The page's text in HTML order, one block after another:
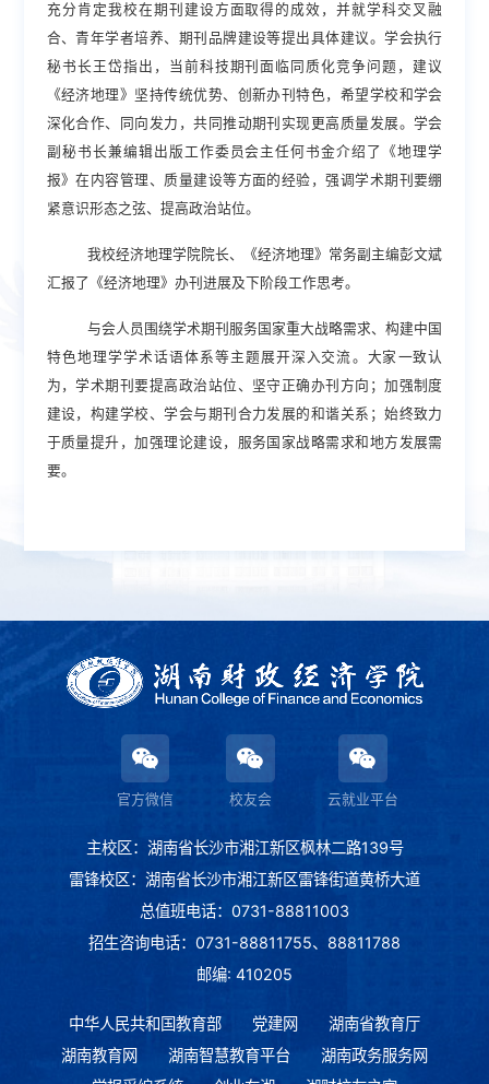
充分肯定我校在期刊建设方面取得的成效，并就学科交叉融
合、青年学者培养、期刊品牌建设等提出具体建议。学会执行
秘书长王岱指出，当前科技期刊面临同质化竞争问题，建议
《经济地理》坚持传统优势、创新办刊特色，希望学校和学会
深化合作、同向发力 ，共同推动期刊实现更高质量发展。学会
副秘书长兼编辑出版工作委员会主任何书金介绍了《地理学
报》在内容管理、质量建设等方面的经验，强调学术期刊要绷
紧意识形态之弦、提高政治站位。
我校经济地理学院院长、《经济地理》常务副主编彭文斌
汇报了 《经济地理》办刊进展及下阶段工作思考。
与会 人员围绕学术期刊服务国家重大战略需求、构建中国
特色地理学学术话语体系等主题展开深入交流 。 大家 一致认
为，学术期刊要提高政治站位、坚守正确办刊方向；加强制度
建设，构建学校、学会与期刊合力发展的和谐关系；始终致力
于质量提升，加强理论建设，服务国家战略需求和地方发展需
要。
官方微信 校友会 云就业平台
主校区：湖南省长沙市湘江新区枫林二路139号
雷锋校区：湖南省长沙市湘江新区雷锋街道黄桥大道
总值班电话：0731-88811003
招生咨询电话：0731-88811755、88811788
邮编: 410205
中华人民共和国教育部 党建网
湖南省教育厅
湖南教育网
湖南智慧教育平台
湖南政务服务网